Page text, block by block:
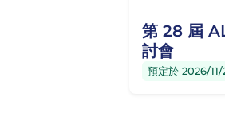
第 28 屆
討會
預定於 2026/11/